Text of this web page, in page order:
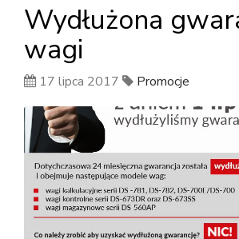
Wydłużona
wagi
17 lipca 2017 Promocje